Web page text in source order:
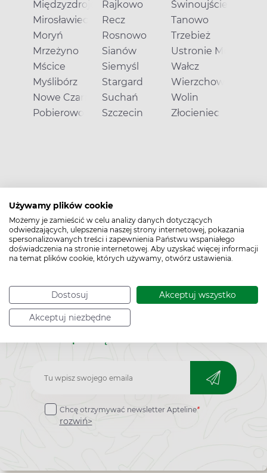
Używamy plików cookie
Możemy je zamieścić w celu analizy danych dotyczących
odwiedzających, ulepszenia naszej strony internetowej, pokazania
spersonalizowanych treści i zapewnienia Państwu wspaniałego
doświadczenia na stronie internetowej. Aby uzyskać więcej informacji
na temat plików cookie, których używamy, otwórz ustawienia.
Dostosuj Akceptuj wszystko
Akceptuj niezbędne
Międzyzdroje
Mirosławiec
Moryń
Mrzeżyno
Mścice
Myślibórz
Nowe Czarnowo
Pobierowo
Rajkowo
Recz
Rosnowo
Sianów
Siemyśl
Stargard
Suchań
Szczecin
Świnoujście
Tanowo
Trzebież
Ustronie Morskie
Wałcz
Wierzchowo
Wolin
Złocieniec
Bądź na bieżąco,
Zapisz
do
newslettera
Chcę otrzymywać newsletter Apteline*
rozwiń>